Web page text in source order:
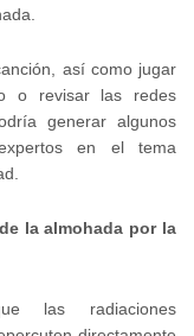
así como jugar
o revisar las redes
generar algunos
en el tema
la almohada por la
las radiaciones